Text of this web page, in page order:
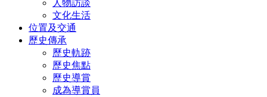
人物訪談
文化生活
位置及交通
歷史傳承
歷史軌跡
歷史焦點
歷史導賞
成為導賞員